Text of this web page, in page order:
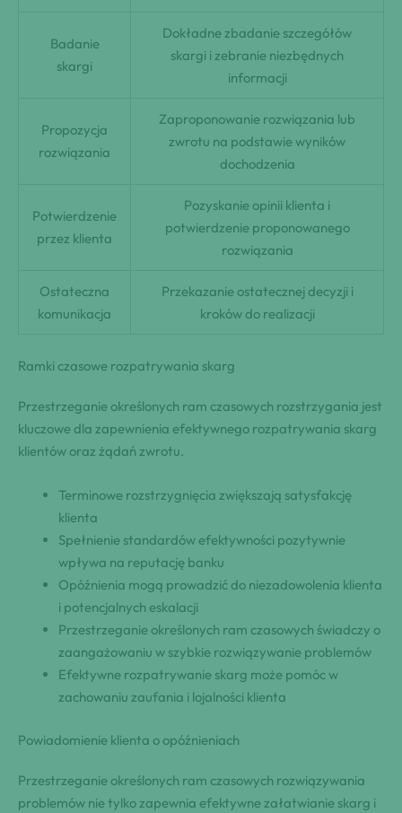
Badanie
skargi
Dokładne zbadanie szczegółów
skargi i zebranie niezbędnych
informacji
Propozycja
rozwiązania
Zaproponowanie rozwiązania lub
zwrotu na podstawie wyników
dochodzenia
Potwierdzenie
przez klienta
Pozyskanie opinii klienta i
potwierdzenie proponowanego
rozwiązania
Ostateczna
komunikacja
Przekazanie ostatecznej decyzji i
kroków do realizacji
Ramki czasowe rozpatrywania skarg
Przestrzeganie określonych ram czasowych rozstrzygania jest
kluczowe dla zapewnienia efektywnego rozpatrywania skarg
klientów oraz żądań zwrotu.
Terminowe rozstrzygnięcia zwiększają satysfakcję
klienta
Spełnienie standardów efektywności pozytywnie
wpływa na reputację banku
Opóźnienia mogą prowadzić do niezadowolenia klienta
i potencjalnych eskalacji
Przestrzeganie określonych ram czasowych świadczy o
zaangażowaniu w szybkie rozwiązywanie problemów
Efektywne rozpatrywanie skarg może pomóc w
zachowaniu zaufania i lojalności klienta
Powiadomienie klienta o opóźnieniach
Przestrzeganie określonych ram czasowych rozwiązywania
problemów nie tylko zapewnia efektywne załatwianie skarg i